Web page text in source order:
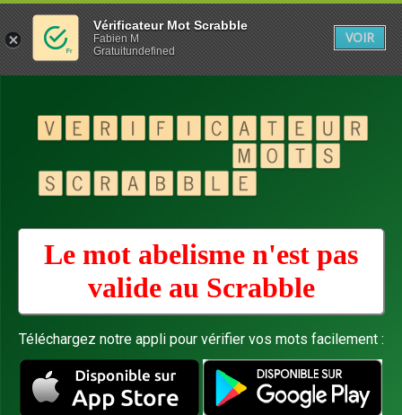
Le mot abelisme n'est pas
valide au Scrabble
Téléchargez notre appli pour vérifier vos mots facilement :
Vérificateur Mot Scrabble
Fabien M
Gratuitundefined
VOIR